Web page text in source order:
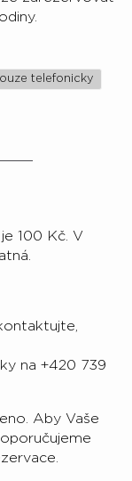
telefonicky
100 Kč. V
na +420 739
Aby Vaše